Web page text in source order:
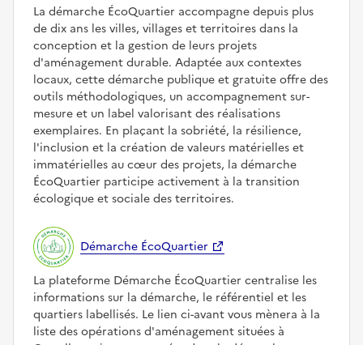
La démarche ÉcoQuartier accompagne depuis plus
de dix ans les villes, villages et territoires dans la
conception et la gestion de leurs projets
d'aménagement durable. Adaptée aux contextes
locaux, cette démarche publique et gratuite offre des
outils méthodologiques, un accompagnement sur-
mesure et un label valorisant des réalisations
exemplaires. En plaçant la sobriété, la résilience,
l'inclusion et la création de valeurs matérielles et
immatérielles au cœur des projets, la démarche
ÉcoQuartier participe activement à la transition
écologique et sociale des territoires.
Démarche ÉcoQuartier
La plateforme Démarche ÉcoQuartier centralise les
informations sur la démarche, le référentiel et les
quartiers labellisés. Le lien ci-avant vous mènera à la
liste des opérations d'aménagement situées à